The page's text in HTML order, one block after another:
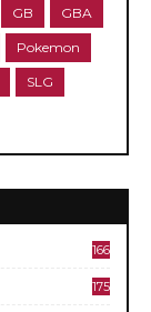
GB GBA
Pokemon
SLG
166
175